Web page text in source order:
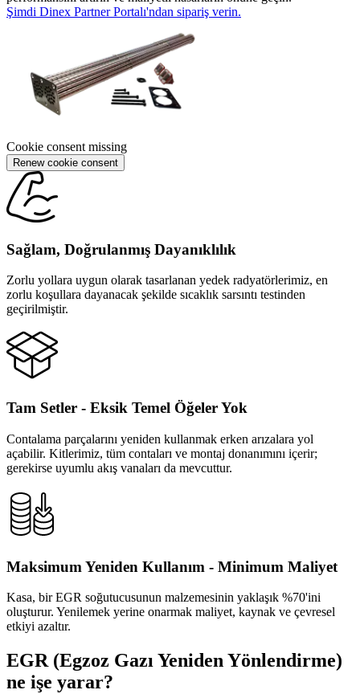
Şimdi Dinex Partner Portalı'ndan sipariş verin.
Cookie consent missing
Renew cookie consent
Sağlam, Doğrulanmış Dayanıklılık
Zorlu yollara uygun olarak tasarlanan yedek radyatörlerimiz, en
zorlu koşullara dayanacak şekilde sıcaklık sarsıntı testinden
geçirilmiştir.
Tam Setler - Eksik Temel Öğeler Yok
Contalama parçalarını yeniden kullanmak erken arızalara yol
açabilir. Kitlerimiz, tüm contaları ve montaj donanımını içerir;
gerekirse uyumlu akış vanaları da mevcuttur.
Maksimum Yeniden Kullanım - Minimum Maliyet
Kasa, bir EGR soğutucusunun malzemesinin yaklaşık %70'ini
oluşturur. Yenilemek yerine onarmak maliyet, kaynak ve çevresel
etkiyi azaltır.
EGR (Egzoz Gazı Yeniden Yönlendirme)
ne işe yarar?